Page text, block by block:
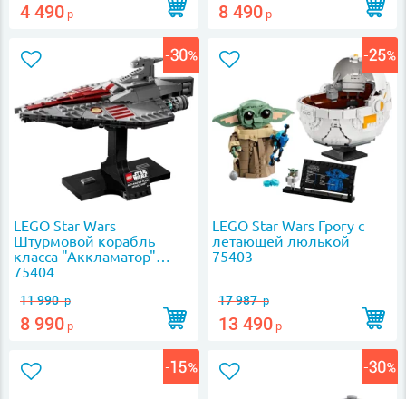
4 490 р 8 490 р
LEGO Star Wars
Штурмовой корабль
класса "Аккламатор"
75404
11 990р
8 990 р
LEGO Star Wars Грогу с
летающей люлькой
75403
17 987р
13 490 р